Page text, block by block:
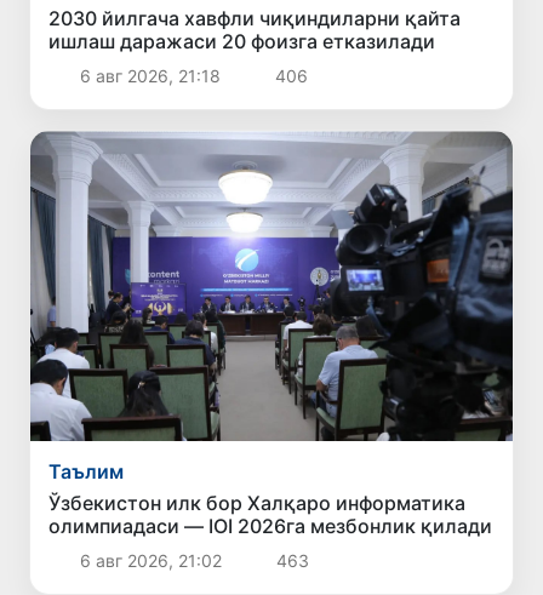
2030 йилгача хавфли чиқиндиларни қайта
ишлаш даражаси 20 фоизга етказилади
6 авг 2026, 21:18 406
Таълим
Ўзбекистон илк бор Халқаро информатика
олимпиадаси — IOI 2026га мезбонлик қилади
6 авг 2026, 21:02 463